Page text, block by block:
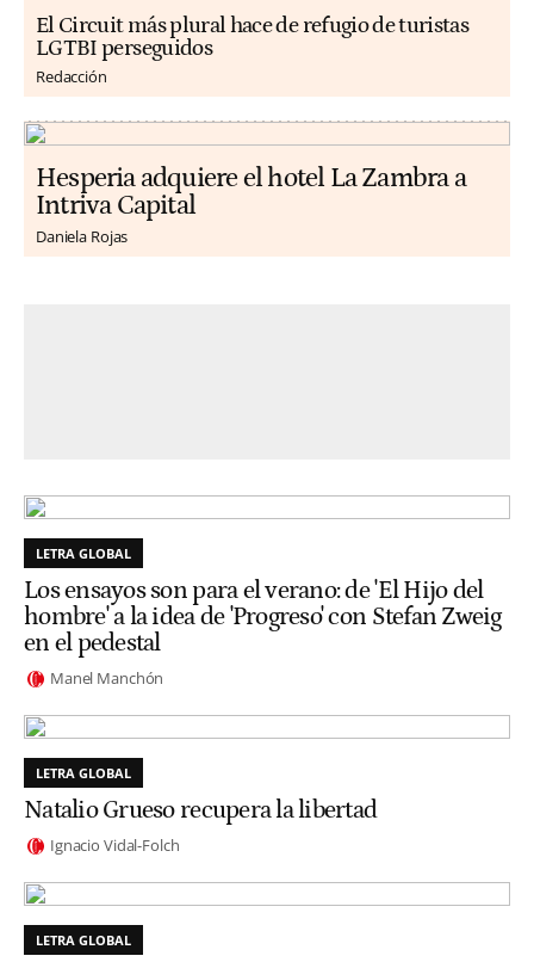
El Circuit más plural hace de refugio de turistas
LGTBI perseguidos
Redacción
Hesperia adquiere el hotel La Zambra a
Intriva Capital
Daniela Rojas
LETRA GLOBAL
Los ensayos son para el verano: de 'El Hijo del
hombre' a la idea de 'Progreso' con Stefan Zweig
en el pedestal
Manel Manchón
LETRA GLOBAL
Natalio Grueso recupera la libertad
Ignacio Vidal-Folch
LETRA GLOBAL